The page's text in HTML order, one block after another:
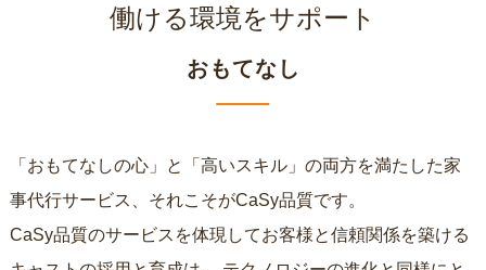
働ける環境をサポート
おもてなし
「おもてなしの心」と「高いスキル」の両方を満たした家
事代行サービス、それこそがCaSy品質です。
CaSy品質のサービスを体現してお客様と信頼関係を築ける